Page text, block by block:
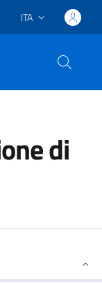
Lingua attiva:
ITA
di